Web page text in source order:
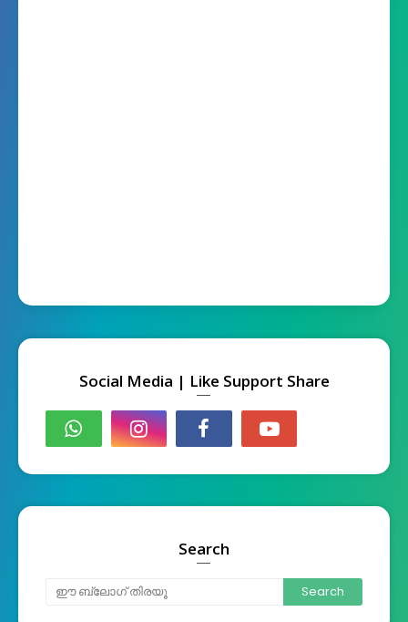
Social Media | Like Support Share
Search